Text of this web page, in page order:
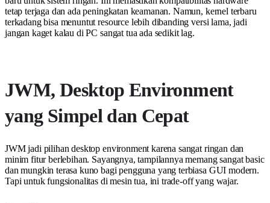
tetap terjaga dan ada peningkatan keamanan. Namun, kernel terbaru
terkadang bisa menuntut resource lebih dibanding versi lama, jadi
jangan kaget kalau di PC sangat tua ada sedikit lag.
JWM, Desktop Environment
yang Simpel dan Cepat
JWM jadi pilihan desktop environment karena sangat ringan dan
minim fitur berlebihan. Sayangnya, tampilannya memang sangat basic
dan mungkin terasa kuno bagi pengguna yang terbiasa GUI modern.
Tapi untuk fungsionalitas di mesin tua, ini trade-off yang wajar.